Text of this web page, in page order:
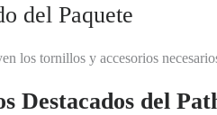
del Paquete
los tornillos y accesorios
Destacados del